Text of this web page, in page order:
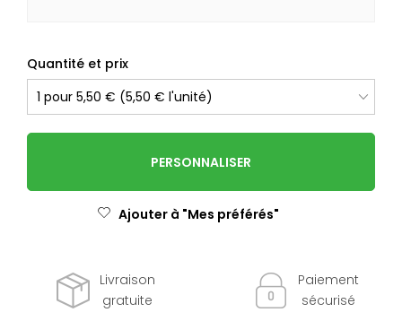
Quantité et prix
PERSONNALISER
Ajouter à "Mes préférés"
Livraison
gratuite
Paiement
sécurisé